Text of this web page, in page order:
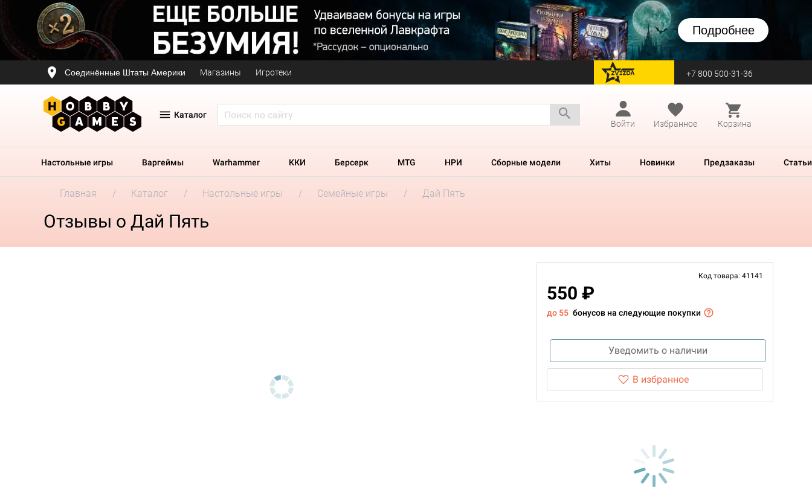
Подробнее
Соединённые Штаты Америки Магазины Игротеки перейти на Zvezda +7 800 500-31-36
Каталог
Войти
Избранное Корзина
Настольные игры Варгеймы Warhammer ККИ Берсерк MTG НРИ Сборные модели Хиты Новинки Предзаказы Статьи
Главная Каталог Настольные игры Семейные игры Дай Пять
Отзывы о Дай Пять
Код товара: 41141
550 ₽
до 55 бонусов на следующие покупки
Уведомить о наличии
В избранное